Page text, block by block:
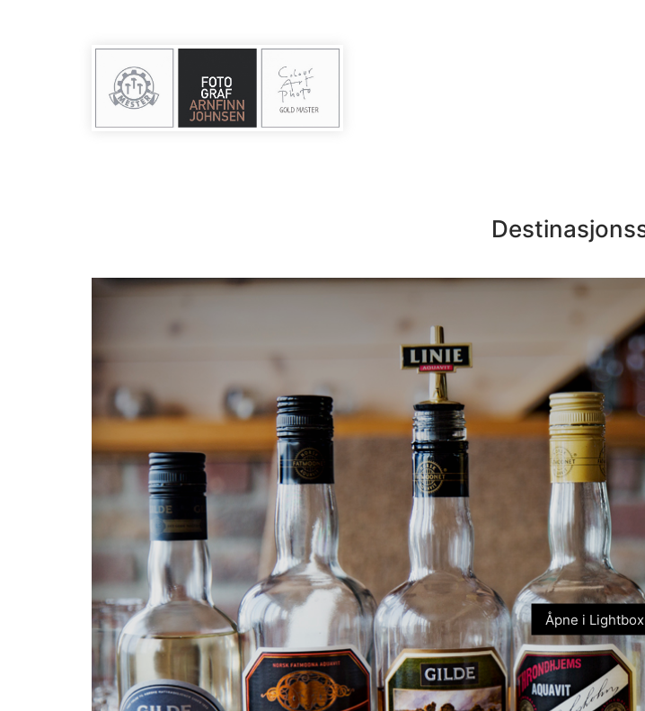
Åpne i Lightbox